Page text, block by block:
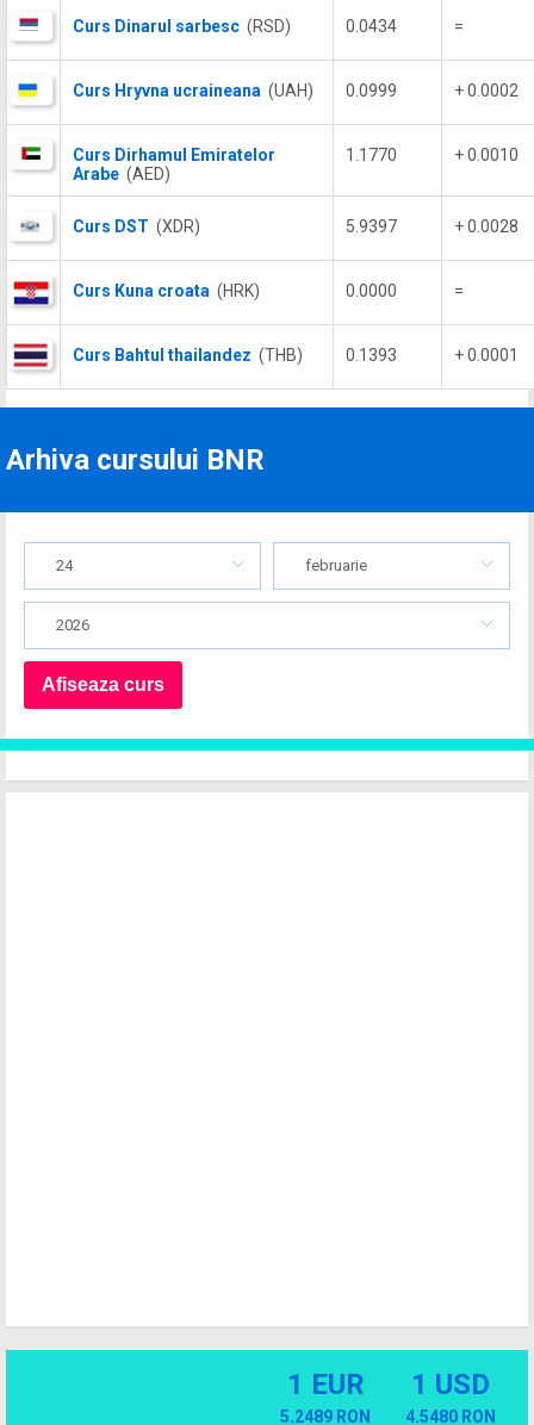
Curs Dinarul sarbesc (RSD) 0.0434 =
Curs Hryvna ucraineana (UAH) 0.0999 + 0.0002
Curs Dirhamul Emiratelor
Arabe (AED)
1.1770 + 0.0010
Curs DST (XDR) 5.9397 + 0.0028
Curs Kuna croata (HRK) 0.0000 =
Curs Bahtul thailandez (THB) 0.1393 + 0.0001
Arhiva cursului BNR
24 februarie
2026
1 EUR
5.2489 RON
1 USD
4.5480 RON